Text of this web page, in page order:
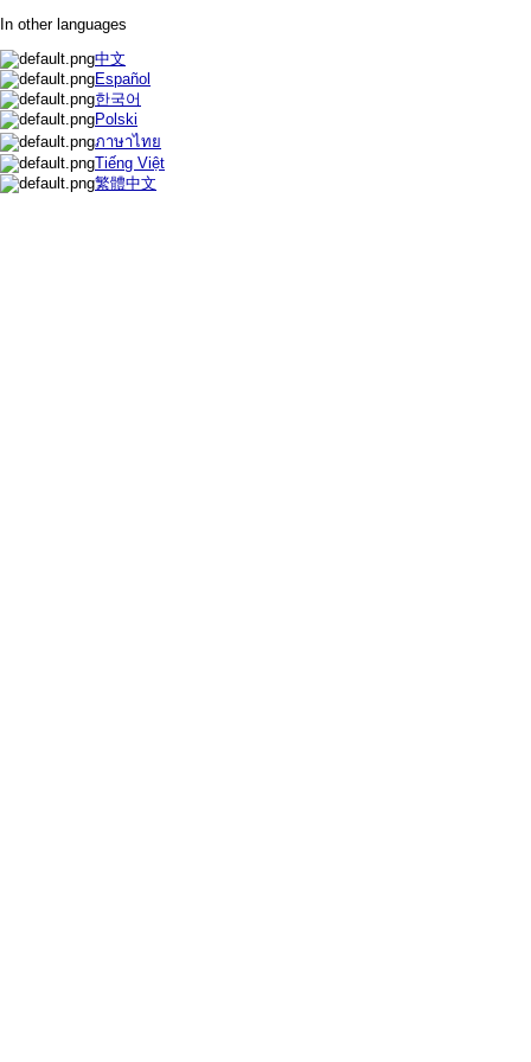
In other languages
中文
Español
한국어
Polski
ภาษาไทย
Tiếng Việt
繁體中文